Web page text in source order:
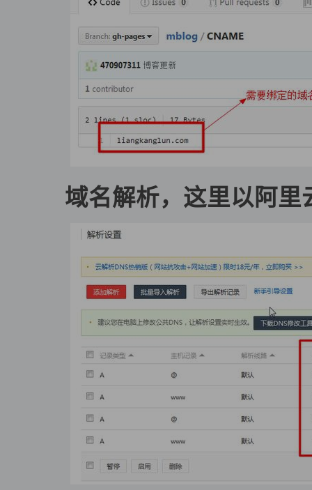
域名解析，这里以阿里